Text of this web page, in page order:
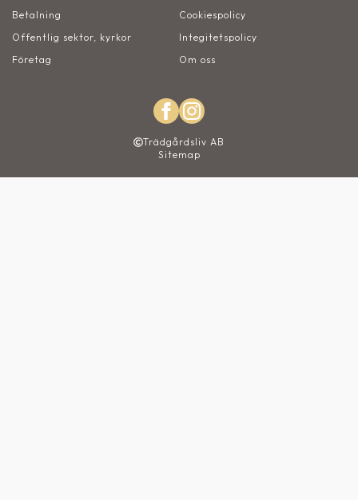
Betalning
Offentlig sektor, kyrkor
Företag
Cookiespolicy
Integitetspolicy
Om oss
Trädgårdsliv AB
Sitemap